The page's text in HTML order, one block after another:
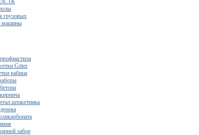
ЛСТК
грузовых
машины
Gitter
рабица
забор